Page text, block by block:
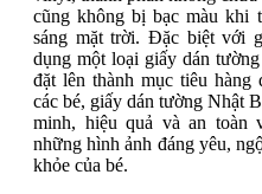
cũng không bị bạc màu khi
sáng mặt trời. Đặc biệt với
dụng một loại giấy dán
đặt lên thành mục tiêu
các bé, giấy dán tường Nhật
minh, hiệu quả và an toàn
những hình ảnh đáng yêu,
khỏe của bé.